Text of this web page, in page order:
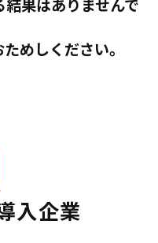
果はありませんで
めしください。
入企業